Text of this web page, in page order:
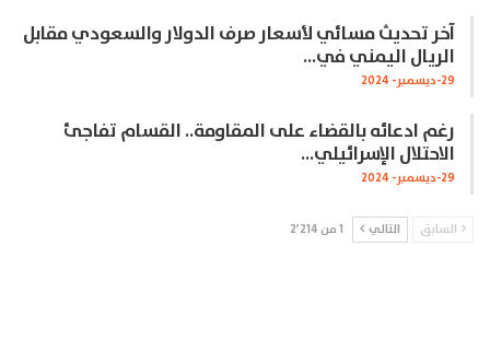
آخر تحديث مسائي لأسعار صرف الدولار والسعودي مقابل
الريال اليمني في…
29-ديسمبر- 2024
رغم ادعائه بالقضاء على المقاومة.. القسام تفاجئ
الاحتلال الإسرائيلي…
29-ديسمبر- 2024
السابق التالي 1 من 2٬214